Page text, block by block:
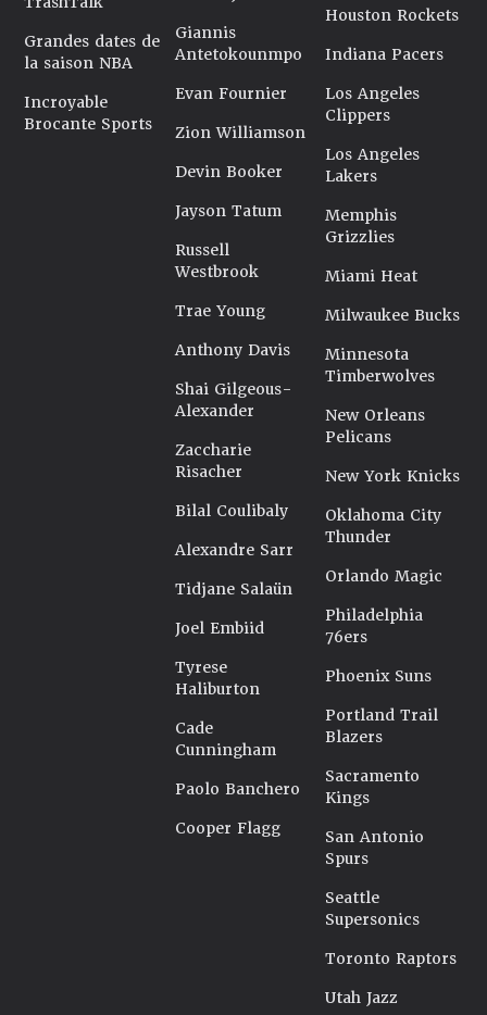
Grandes dates de
la saison NBA
Incroyable
Brocante Sports
Giannis
Antetokounmpo
Evan Fournier
Zion Williamson
Devin Booker
Jayson Tatum
Russell
Westbrook
Trae Young
Anthony Davis
Shai Gilgeous-
Alexander
Zaccharie
Risacher
Bilal Coulibaly
Alexandre Sarr
Tidjane Salaün
Joel Embiid
Tyrese
Haliburton
Cade
Cunningham
Paolo Banchero
Cooper Flagg
Houston Rockets
Indiana Pacers
Los Angeles
Clippers
Los Angeles
Lakers
Memphis
Grizzlies
Miami Heat
Milwaukee Bucks
Minnesota
Timberwolves
New Orleans
Pelicans
New York Knicks
Oklahoma City
Thunder
Orlando Magic
Philadelphia
76ers
Phoenix Suns
Portland Trail
Blazers
Sacramento
Kings
San Antonio
Spurs
Seattle
Supersonics
Toronto Raptors
Utah Jazz